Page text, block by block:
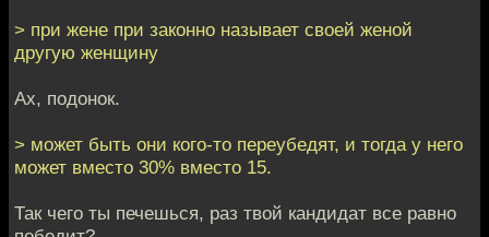
> при жене при законно называет своей женой
другую женщину
Ах, подонок.
> может быть они кого-то переубедят, и тогда у него
может вместо 30% вместо 15.
Так чего ты печешься, раз твой кандидат все равно